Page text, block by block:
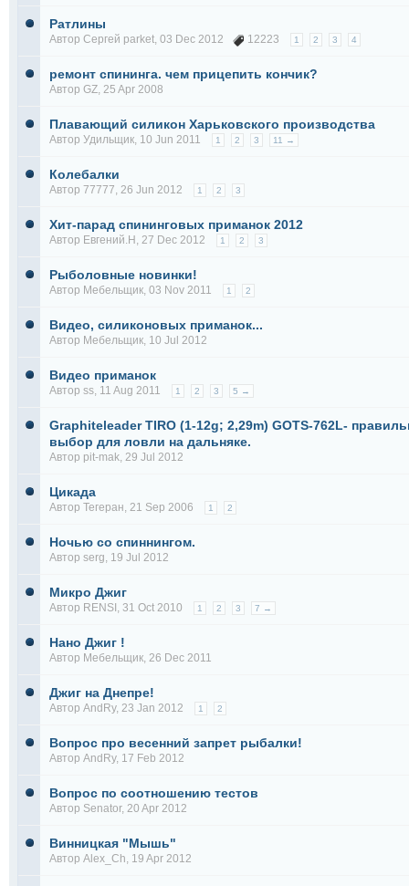
Ратлины
Автор Сергей parket, 03 Dec 2012 12223 1 2 3 4
ремонт спининга. чем прицепить кончик?
Автор GZ, 25 Apr 2008
Плавающий силикон Харьковского производства
Автор Удильщик, 10 Jun 2011 1 2 3 11 →
Колебалки
Автор 77777, 26 Jun 2012 1 2 3
Хит-парад спининговых приманок 2012
Автор Евгений.Н , 27 Dec 2012 1 2 3
Рыболовные новинки!
Автор Мебельщик, 03 Nov 2011 1 2
Видео, силиконовых приманок...
Автор Мебельщик, 10 Jul 2012
Видео приманок
Автор ss, 11 Aug 2011 1 2 3 5 →
Graphiteleader TIRO (1-12g; 2,29m) GOTS-762L-
выбор для ловли на дальняке.
Автор pit-mak, 29 Jul 2012
Цикада
Автор Тегеран, 21 Sep 2006 1 2
Ночью со спиннингом.
Автор serg, 19 Jul 2012
Микро Джиг
Автор RENSI , 31 Oct 2010 1 2 3 7 →
Нано Джиг !
Автор Мебельщик, 26 Dec 2011
Джиг на Днепре!
Автор AndRy, 23 Jan 2012 1 2
Вопрос про весенний запрет рыбалки!
Автор AndRy, 17 Feb 2012
Вопрос по соотношению тестов
Автор Senator, 20 Apr 2012
Винницкая "Мышь"
Автор Alex_Ch, 19 Apr 2012